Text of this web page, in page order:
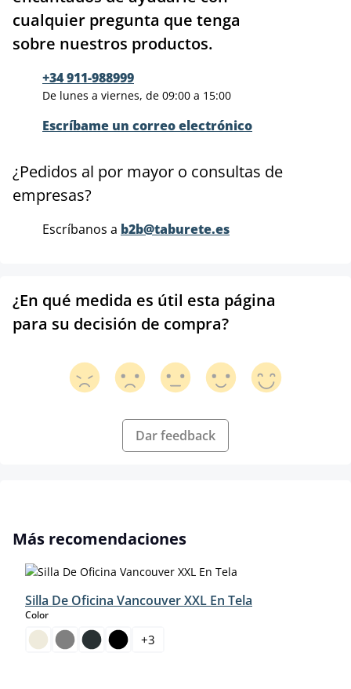
cualquier pregunta que tenga
sobre nuestros productos.
+34 911-988999
De lunes a viernes, de 09:00 a 15:00
Escríbame un correo electrónico
¿Pedidos al por mayor o consultas de
empresas?
Escríbanos a b2b@taburete.es
¿En qué medida es útil esta página
para su decisión de compra?
Dar feedback
Omitir la galería de productos
Más recomendaciones
Silla De Oficina Vancouver XXL En Tela
Colorselect
+3